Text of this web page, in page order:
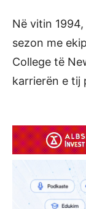
Në vitin
sezon me
College të
karrierën e tij